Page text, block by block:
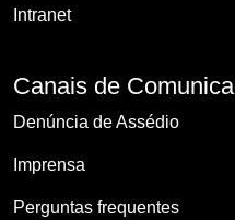
Intranet
Canais de
Denúncia de Assédio
Imprensa
Perguntas frequentes